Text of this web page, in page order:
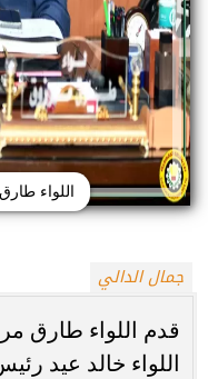
اللواء
جمال الدالي
قدم اللواء طارق
اللواء خالد عيد